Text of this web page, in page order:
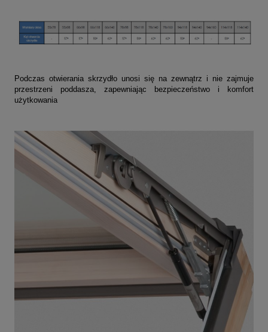
Podczas otwierania skrzydło unosi się na zewnątrz i nie zajmuje
przestrzeni poddasza, zapewniając bezpieczeństwo i komfort
użytkowania